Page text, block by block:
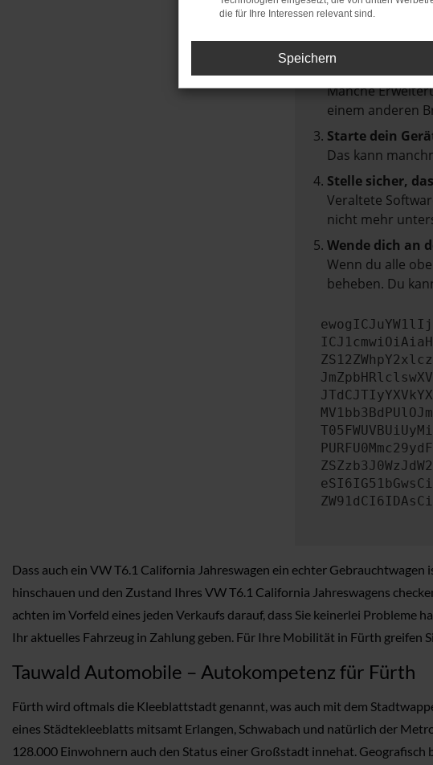
Laden andere
Prüfe deine
Manche
einem anderen
Starte dein
Das kann
Stelle sicher,
Veraltete
nicht mehr
Wende dich an
Wenn du alle
beheben. Du
Dass auch ein VW T6.1 California Jahreswagen ein echter
hinschauen und den Zustand Ihres VW T6.1 California Jahreswagens
achten im Vorfeld eines jeden Verkaufs darauf, dass Sie keinerlei Probleme
Ihr aktuelles Fahrzeug in Zahlung geben. Für Ihre Mobilität in Fürth greifen
Tauwald Automobile – Autokompetenz für Fürth
Fürth wird oftmals die Kleeblattstadt genannt, was auch mit dem
eines Städtekleeblatts mitsamt Erlangen, Schwabach und natürlich der
128.000 Einwohnern auch den Status einer Großstadt innehat.
die für Ihre Interessen relevant sind.
Speichern